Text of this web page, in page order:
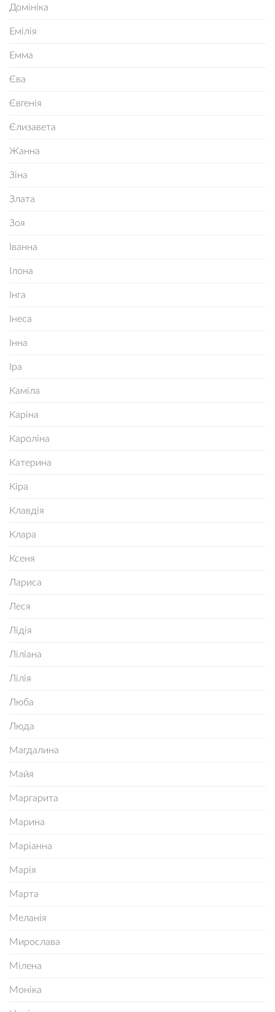
Домініка
Емілія
Емма
Єва
Євгенія
Єлизавета
Жанна
Зіна
Злата
Зоя
Іванна
Ілона
Інга
Інеса
Інна
Іра
Каміла
Каріна
Кароліна
Катерина
Кіра
Клавдія
Клара
Ксеня
Лариса
Леся
Лідія
Ліліана
Лілія
Люба
Люда
Магдалина
Майя
Маргарита
Марина
Маріанна
Марія
Марта
Меланія
Мирослава
Мілена
Моніка